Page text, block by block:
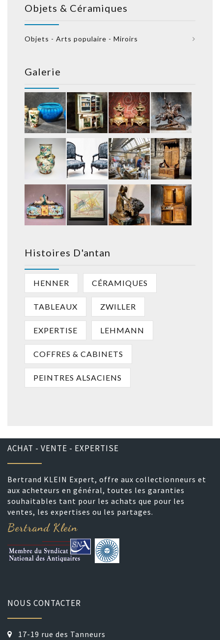
Objets & Céramiques
Objets - Arts populaire - Miroirs
Galerie
Histoires D'antan
HENNER CÉRAMIQUES
TABLEAUX ZWILLER
EXPERTISE LEHMANN
COFFRES & CABINETS
PEINTRES ALSACIENS
ACHAT - VENTE - EXPERTISE
Bertrand KLEIN Expert, offre aux collectionneurs et
aux acheteurs en général, toutes les garanties
souhaitables tant pour les achats que pour les
ventes, les expertises ou les partages.
Bertrand Klein
NOUS CONTACTER
17-19 rue des Tanneurs